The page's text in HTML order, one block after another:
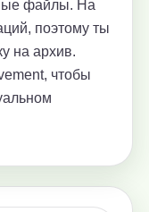
файлы. На
поэтому ты
на архив.
чтобы